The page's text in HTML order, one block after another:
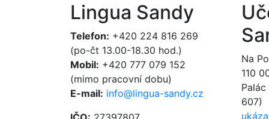
Lingua Sandy
Telefon: +420 224 816 269
(po-čt 13.00-18.30 hod.)
Mobil: +420 777 079 152
(mimo pracovní dobu)
E-mail: info@lingua-sandy.cz
Na
110
607)